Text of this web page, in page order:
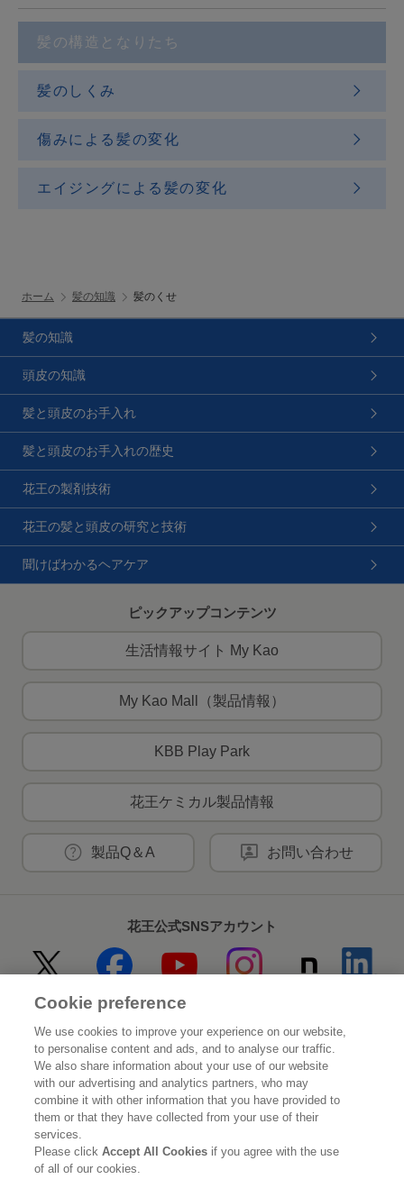
髪の構造となりたち
髪のしくみ
傷みによる髪の変化
エイジングによる髪の変化
ホーム 髪の知識 髪のくせ
髪の知識
頭皮の知識
髪と頭皮のお手入れ
髪と頭皮のお手入れの歴史
花王の製剤技術
花王の髪と頭皮の研究と技術
聞けばわかるヘアケア
ピックアップコンテンツ
生活情報サイト My Kao
My Kao Mall（製品情報）
KBB Play Park
花王ケミカル製品情報
製品Q＆A お問い合わせ
花王公式SNSアカウント
Home 花王について
サステナビリティ イノベーション
ブランド 投資家情報
ニュースルーム 採用情報
Cookie preference
We use cookies to improve your experience on our website,
to personalise content and ads, and to analyse our traffic.
We also share information about your use of our website
with our advertising and analytics partners, who may
combine it with other information that you have provided to
them or that they have collected from your use of their
services.
Please clickAccept All Cookies if you agree with the use
of all of our cookies.